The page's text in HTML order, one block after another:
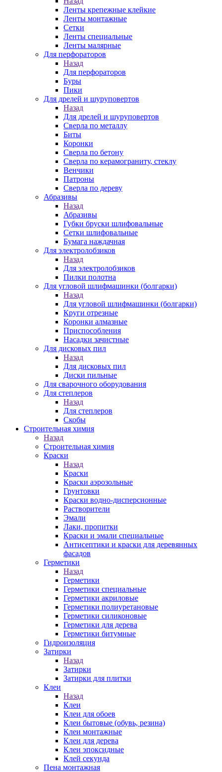
Ленты крепежные клейкие
Ленты монтажные
Сетки
Ленты специальные
Ленты малярные
Для перфораторов
Назад
Для перфораторов
Буры
Пики
Для дрелей и шуруповертов
Назад
Для дрелей и шуруповертов
Сверла по металлу
Биты
Коронки
Сверла по бетону
Сверла по керамограниту, стеклу
Венчики
Патроны
Сверла по дереву
Абразивы
Назад
Абразивы
Губки бруски шлифовальные
Сетки шлифовальные
Бумага наждачная
Для электролобзиков
Назад
Для электролобзиков
Пилки полотна
Для угловой шлифмашинки (болгарки)
Назад
Для угловой шлифмашинки (болгарки)
Круги отрезные
Коронки алмазные
Приспособления
Насадки зачистные
Для дисковых пил
Назад
Для дисковых пил
Диски пильные
Для сварочного оборудования
Для степлеров
Назад
Для степлеров
Скобы
Строительная химия
Назад
Строительная химия
Краски
Назад
Краски
Краски аэрозольные
Грунтовки
Краски водно-дисперсионные
Растворители
Эмали
Лаки, пропитки
Краски и эмали специальные
Антисептики и краски для деревянных
фасадов
Герметики
Назад
Герметики
Герметики специальные
Герметики акриловые
Герметики полиуретановые
Герметики силиконовые
Герметики для дерева
Герметики битумные
Гидроизоляция
Затирки
Назад
Затирки
Затирки для плитки
Клеи
Назад
Клеи
Клеи для обоев
Клеи бытовые (обувь, резина)
Клеи монтажные
Клеи для дерева
Клеи эпоксидные
Клей секунда
Пена монтажная